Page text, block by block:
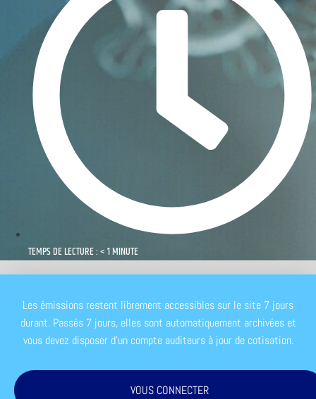
TEMPS DE LECTURE : < 1 MINUTE
Les émissions restent librement accessibles sur le site 7 jours
durant. Passés 7 jours, elles sont automatiquement archivées et
vous devez disposer d'un compte auditeurs à jour de cotisation.
VOUS CONNECTER